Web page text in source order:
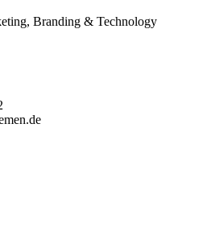
Branding & Technology